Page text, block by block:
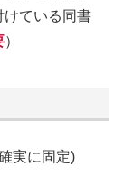
けている同書
）
実に固定)